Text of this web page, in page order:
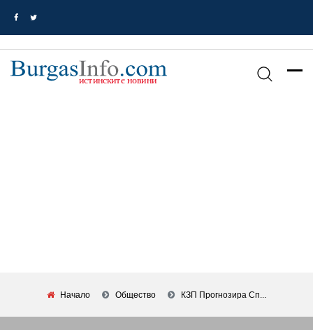
Начало Общество КЗП Прогнозира Сп...